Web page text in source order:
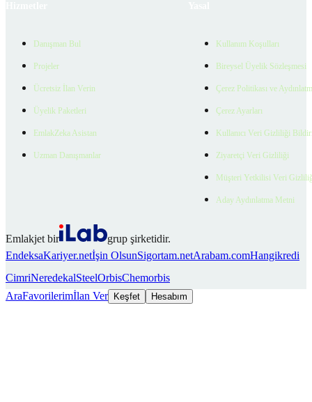
Danışman Bul
Projeler
Ücretsiz İlan Verin
Üyelik Paketleri
EmlakZeka Asistan
Uzman Danışmanlar
Kullanım Koşulları
Bireysel Üyelik Sözleşmesi
Çerez Politikası ve
Çerez Ayarları
Kullanıcı Veri Gizliliği
Ziyaretçi Veri Gizliliği
Müşteri Yetkilisi Veri
Aday Aydınlatma Metni
Emlakjet bir
grup şirketidir.
EndeksaKariyer.netİşin OlsunSigortam.netArabam.comHangikredi
CimriNeredekalSteelOrbisChemorbis
AraFavorilerimİlan Ver Keşfet Hesabım